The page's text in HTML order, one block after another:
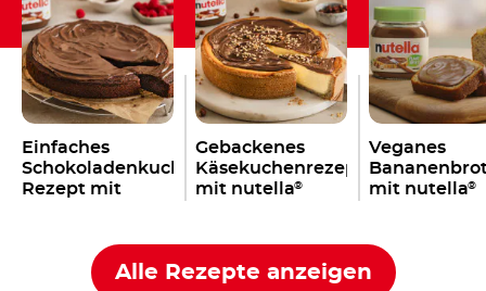
Einfaches
Schokoladenkuchen
Rezept mit
Gebackenes
Käsekuchenrezept
mit nutella®
Veganes
mit nutella®
Alle Rezepte anzeigen